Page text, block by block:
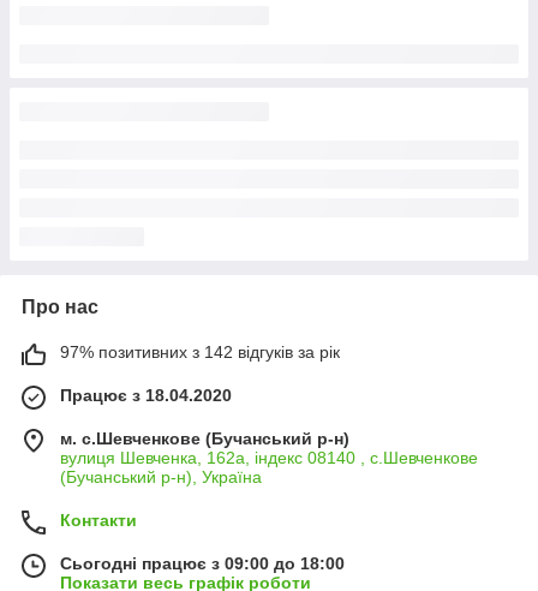
Про нас
97% позитивних з 142 відгуків за рік
Працює з 18.04.2020
м. с.Шевченкове (Бучанський р-н)
вулиця Шевченка, 162а, індекс 08140 , с.Шевченкове
(Бучанський р-н), Україна
Контакти
Сьогодні працює з 09:00 до 18:00
Показати весь графік роботи